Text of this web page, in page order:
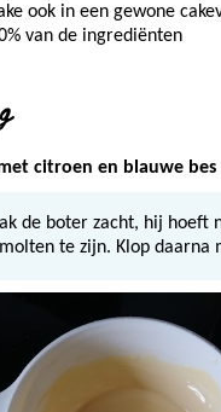
ook in een gewone
van de ingrediënten
citroen en blauwe bes
de boter zacht, hij hoeft
te zijn. Klop daarna